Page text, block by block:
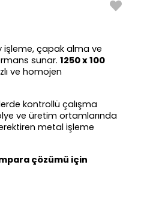
işleme, çapak alma ve
sunar. 1250 x 100
ve homojen
kontrollü çalışma
ve üretim ortamlarında
metal işleme
çözümü için